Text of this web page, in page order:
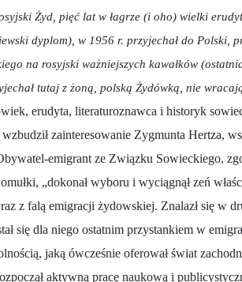
Żyd, pięć lat w łagrze (i oho) wielki
dyplom), w 1956 r. przyjechał do Polski,
na rosyjski ważniejszych kawałków
tutaj z żoną, polską Żydówką, nie
erudyta, literaturoznawca i historyk
zainteresowanie Zygmunta Hertza,
emigrant ze Związku Sowieckiego,
„dokonał wyboru i wyciągnął zeń
z falą emigracji żydowskiej. Znalazł się w
się dla niego ostatnim przystankiem w
jaką ówcześnie oferował świat
aktywną pracę naukową i